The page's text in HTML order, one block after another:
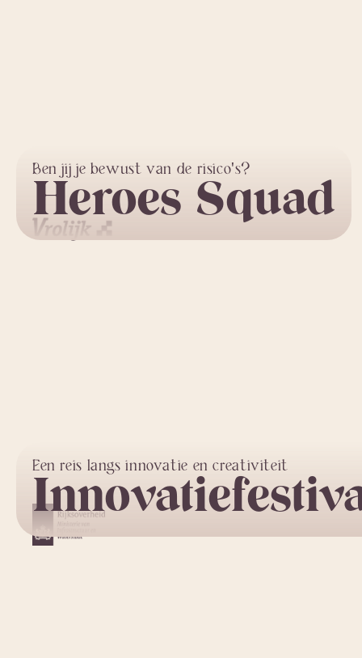
Ben jij je bewust van de risico's?
Heroes Squad
Een reis langs innovatie en creativiteit